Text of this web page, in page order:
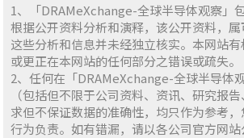
1、「DRAMeXchange-全球半导体观察」
根据公开资料分析和演释，该公开资料，
这些分析和信息并未经独立核实。本网站
或更正在本网站的任何部分之错误或疏失。
2、任何在「DRAMeXchange-全球半导体
（包括但不限于公司资料、资讯、研究报
求但不保证数据的准确性，均只作为参考
行为负责。如有错漏，请以各公司官方网站